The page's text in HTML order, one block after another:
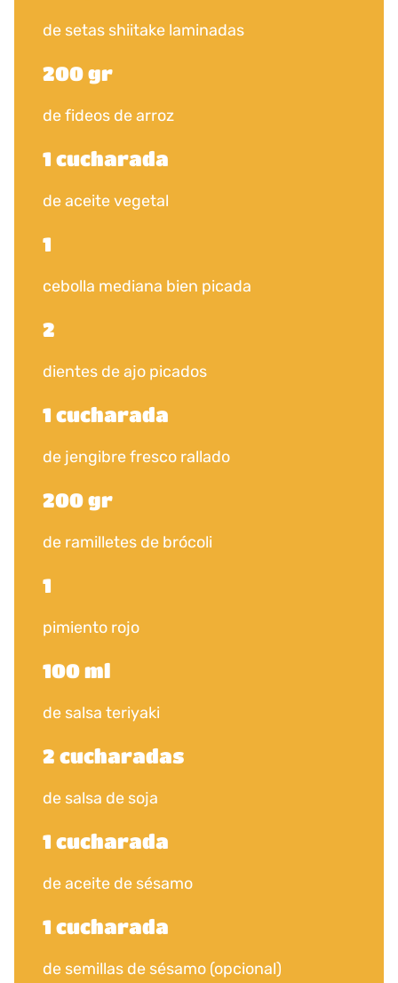
de setas shiitake laminadas
200 gr
de fideos de arroz
1 cucharada
de aceite vegetal
1
cebolla mediana bien picada
2
dientes de ajo picados
1 cucharada
de jengibre fresco rallado
200 gr
de ramilletes de brócoli
1
pimiento rojo
100 ml
de salsa teriyaki
2 cucharadas
de salsa de soja
1 cucharada
de aceite de sésamo
1 cucharada
de semillas de sésamo (opcional)